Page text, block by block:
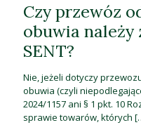
Czy przewóz
obuwia należy
SENT?
Nie, jeżeli dotyczy
obuwia (czyli
2024/1157 ani § 1 pkt. 10
sprawie towarów, których